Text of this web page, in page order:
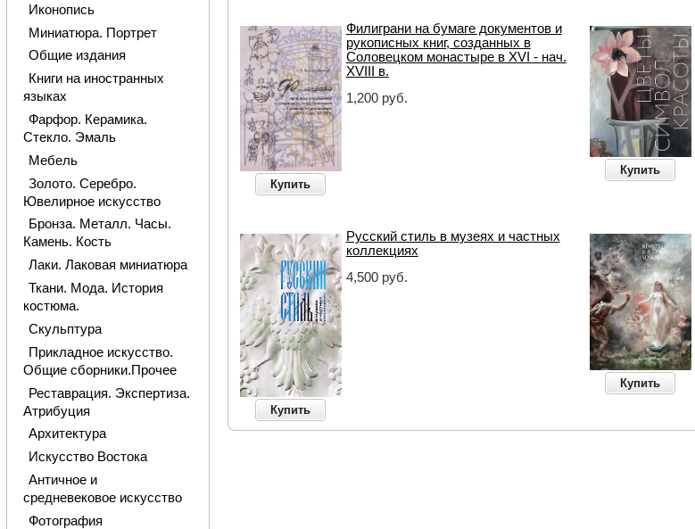
Купить
Филиграни на бумаге документов и
рукописных книг, созданных в
Соловецком монастыре в XVI - нач.
XVIII в.
1,200 руб.
Купить
Купить
Русский стиль в музеях и частных
коллекциях
4,500 руб.
Купить
Иконопись
Миниатюра. Портрет
Общие издания
Книги на иностранных
языках
Фарфор. Керамика.
Стекло. Эмаль
Мебель
Золото. Серебро.
Ювелирное искусство
Бронза. Металл. Часы.
Камень. Кость
Лаки. Лаковая миниатюра
Ткани. Мода. История
костюма.
Скульптура
Прикладное искусство.
Общие сборники.Прочее
Реставрация. Экспертиза.
Атрибуция
Архитектура
Искусство Востока
Античное и
средневековое искусство
Фотография